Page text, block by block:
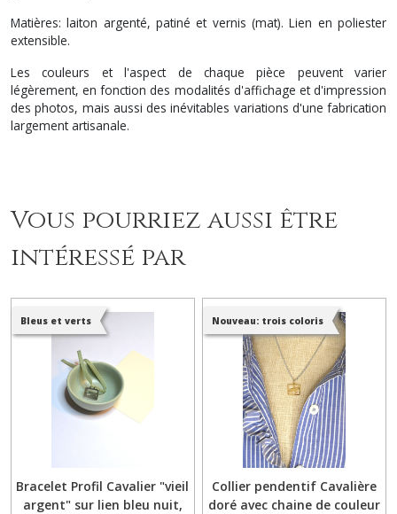
Matières: laiton argenté, patiné et vernis (mat). Lien en poliester
extensible.
Les couleurs et l'aspect de chaque pièce peuvent varier
légèrement, en fonction des modalités d'affichage et d'impression
des photos, mais aussi des inévitables variations d'une fabrication
largement artisanale.
Vous pourriez aussi être
intéressé par
Bleus et verts
Bracelet Profil Cavalier "vieil
argent" sur lien bleu nuit,
Nouveau: trois coloris
Collier pendentif Cavalière
doré avec chaine de couleur